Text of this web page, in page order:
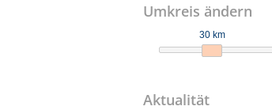
Umkreis ändern
30 km
Aktualität